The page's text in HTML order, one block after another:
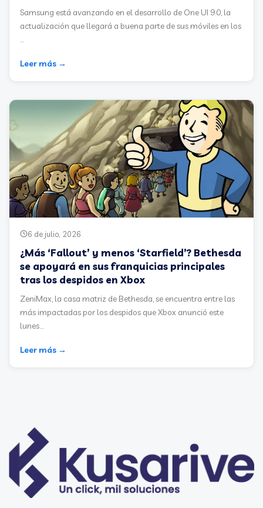
Samsung está avanzando en el desarrollo de One UI 9.0, la
actualización que llegará a buena parte de sus móviles en los
Leer más →
6 de julio, 2026
¿Más ‘Fallout’ y menos ‘Starfield’? Bethesda
se apoyará en sus franquicias principales
tras los despidos en Xbox
ZeniMax, la casa matriz de Bethesda, se encuentra entre las
más impactadas por los despidos que Xbox anunció este
lunes....
Leer más →